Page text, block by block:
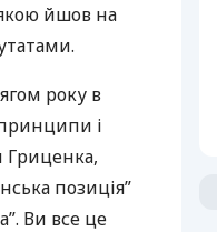
йшов на
року в
принципи і
Гриценка,
позиція”
Ви все це